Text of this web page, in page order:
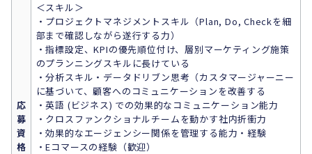
応
募
資
格
＜スキル＞
・プロジェクトマネジメントスキル（Plan, Do, Checkを細
部まで確認しながら遂行する力）
・指標設定、KPIの優先順位付け、層別マーケティング施策
のプランニングスキルに長けている
・分析スキル・データドリブン思考（カスタマージャーニー
に基づいて、顧客へのコミュニケーションを改善する
・英語 (ビジネス) での効果的なコミュニケーション能力
・クロスファンクショナルチームを動かす社内折衝力
・効果的なエージェンシー関係を管理する能力・経験
・Eコマースの経験（歓迎）